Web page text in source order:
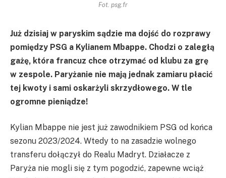
Fot. psg.fr
Już dzisiaj w paryskim sądzie ma dojść do rozprawy
pomiędzy PSG a Kylianem Mbappe. Chodzi o zaległą
gażę, która francuz chce otrzymać od klubu za grę
w zespole. Paryżanie nie mają jednak zamiaru płacić
tej kwoty i sami oskarżyli skrzydłowego. W tle
ogromne pieniądze!
Kylian Mbappe nie jest już zawodnikiem PSG od końca
sezonu 2023/2024. Wtedy to na zasadzie wolnego
transferu dołączył do Realu Madryt. Działacze z
Paryża nie mogli się z tym pogodzić, zapewne wciąż